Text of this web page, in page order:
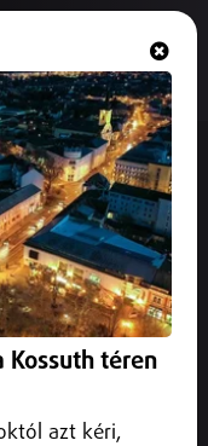
már 22
Kossuth téren
azt kéri,